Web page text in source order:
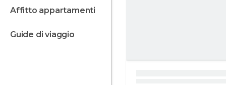
affitto appartamenti
guide di viaggio